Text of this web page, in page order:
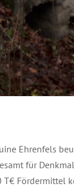
Ehrenfels
für
T€